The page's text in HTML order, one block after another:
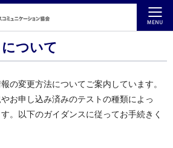
ついて
の変更方法についてご案内しています。
お申し込み済みのテストの種類によっ
。以下のガイダンスに従ってお手続きく